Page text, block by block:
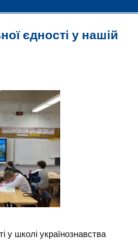
єдності у нашій
у школі українознавства